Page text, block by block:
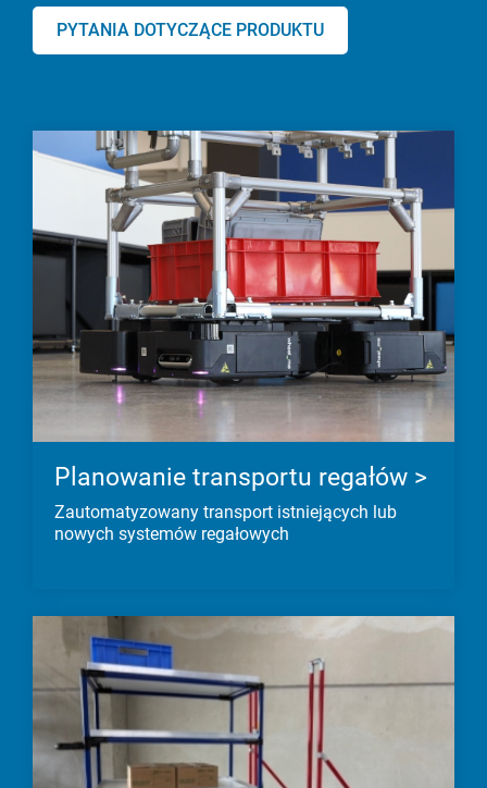
PYTANIA DOTYCZĄCE PRODUKTU
Planowanie transportu regałów >
Zautomatyzowany transport istniejących lub
nowych systemów regałowych